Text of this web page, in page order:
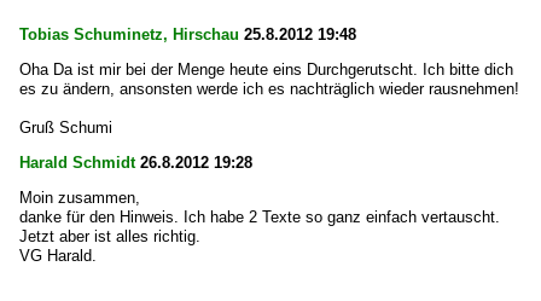
Tobias Schuminetz, Hirschau 25.8.2012 19:48
Oha Da ist mir bei der Menge heute eins Durchgerutscht. Ich bitte dich
es zu ändern, ansonsten werde ich es nachträglich wieder rausnehmen!
Gruß Schumi
Harald Schmidt26.8.2012 19:28
Moin zusammen,
danke für den Hinweis. Ich habe 2 Texte so ganz einfach vertauscht.
Jetzt aber ist alles richtig.
VG Harald.